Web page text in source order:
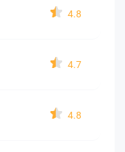
4.8
4.7
4.8